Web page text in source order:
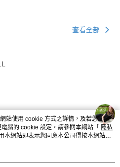
查看全部
站使用 cookie 方式之詳情，及若您不希
腦的 cookie 設定，請參閱本網站「 隱私
本網站即表示您同意本公司得按本網站使